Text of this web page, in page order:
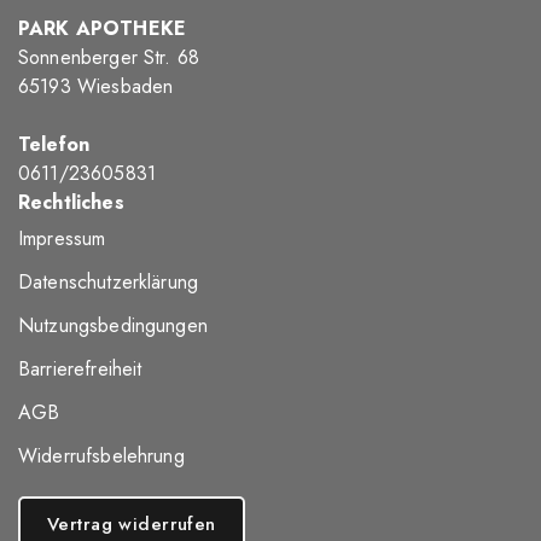
PARK APOTHEKE
Sonnenberger Str. 68
65193 Wiesbaden
Telefon
0611/23605831
Rechtliches
Impressum
Datenschutzerklärung
Nutzungsbedingungen
Barrierefreiheit
AGB
Widerrufsbelehrung
Vertrag widerrufen